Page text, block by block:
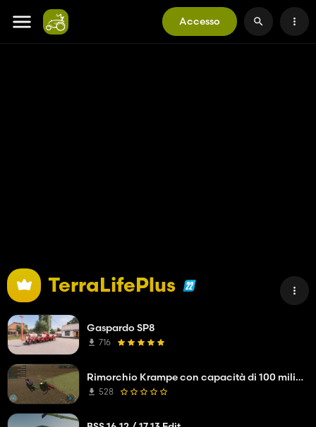
Accesso
TerraLifePlus
Gaspardo SP8
716
Rimorchio Krampe con capacità di 100 milioni di litri
528